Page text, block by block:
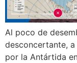
Al poco de
desconcertante, a
por la Antártida